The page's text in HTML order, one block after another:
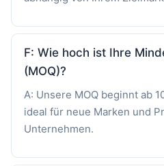
F: Wie hoch ist Ihre
(MOQ)?
A: Unsere MOQ beginnt ab
ideal für neue Marken und
Unternehmen.